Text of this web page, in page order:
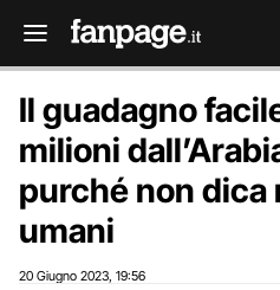
Il guadagno
milioni
purché non
umani
20 Giugno 2023 19:56